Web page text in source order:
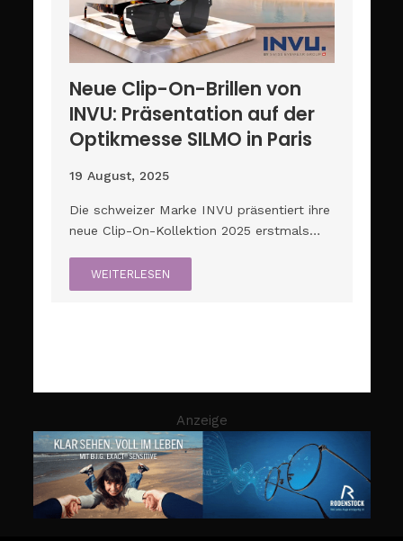
Neue Clip-On-Brillen von
INVU: Präsentation auf der
Optikmesse SILMO in Paris
19 August, 2025
Die schweizer Marke INVU präsentiert ihre
neue Clip-On-Kollektion 2025 erstmals…
WEITERLESEN
Anzeige